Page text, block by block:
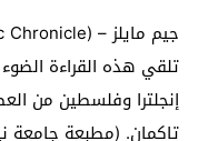
جيم مايلز – (The Ballistic Chronicle) 3/14/2021
تلقي هذه القراءة
إنجلترا وفلسطين من